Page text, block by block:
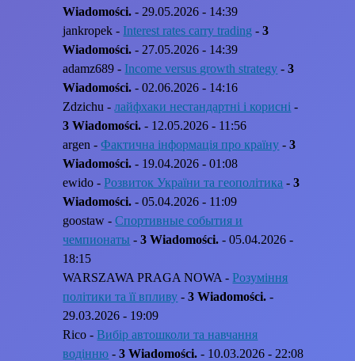
Wiadomości. - 29.05.2026 - 14:39
jankropek - Interest rates carry trading -3
Wiadomości. - 27.05.2026 - 14:39
adamz689 - Income versus growth strategy -3
Wiadomości. - 02.06.2026 - 14:16
Zdzichu -лайфхаки нестандартні і корисні -
3 Wiadomości. - 12.05.2026 - 11:56
argen -Фактична інформація про країну -3
Wiadomości. - 19.04.2026 - 01:08
ewido -Розвиток України та геополітика -3
Wiadomości. - 05.04.2026 - 11:09
goostaw -Спортивные события и
чемпионаты -3 Wiadomości. - 05.04.2026 -
18:15
WARSZAWA PRAGA NOWA -Розуміння
політики та її впливу -3 Wiadomości. -
29.03.2026 - 19:09
Rico -Вибір автошколи та навчання
водінню -3 Wiadomości. - 10.03.2026 - 22:08